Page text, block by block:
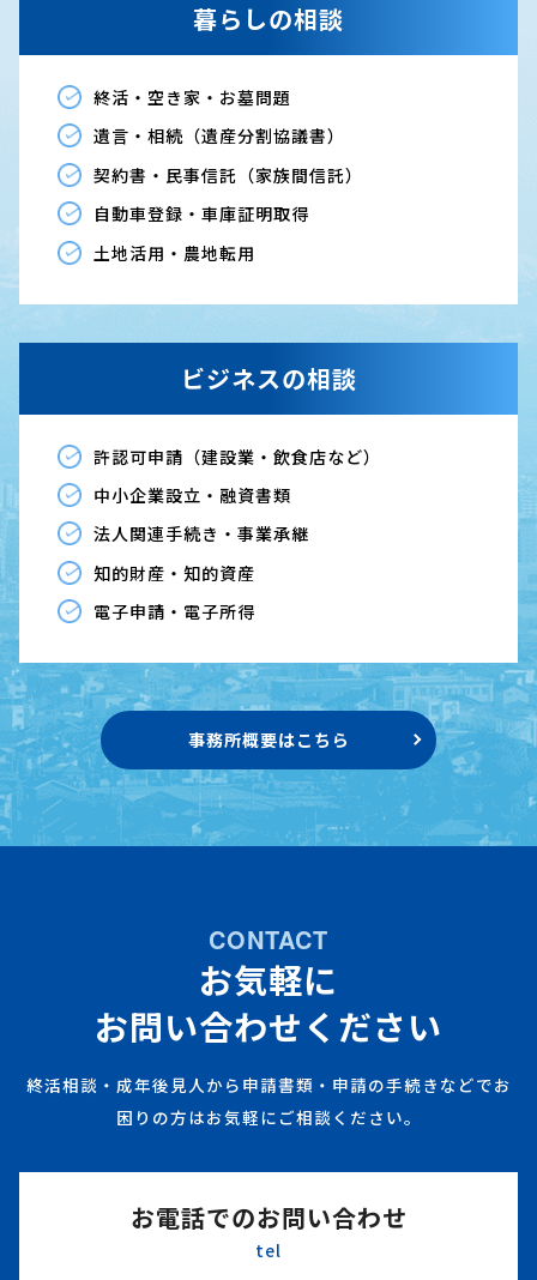
暮らしの相談
終活・空き家・お墓問題
遺言・相続（遺産分割協議書）
契約書・民事信託（家族間信託）
自動車登録・車庫証明取得
土地活用・農地転用
ビジネスの相談
許認可申請（建設業・飲食店など）
中小企業設立・融資書類
法人関連手続き・事業承継
知的財産・知的資産
電子申請・電子所得
事務所概要はこちら
CONTACT
お気軽に
お問い合わせください
終活相談・成年後見人から申請書類・申請の手続きなどでお
困りの方はお気軽にご相談ください。
お電話でのお問い合わせ
tel